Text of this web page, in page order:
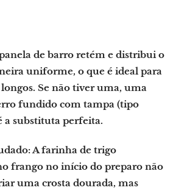
de barro retém e distribui o
uniforme, o que é ideal para
Se não tiver uma, uma
fundido com tampa (tipo
a substituta perfeita.
A farinha de trigo
frango no início do preparo não
uma crosta dourada, mas